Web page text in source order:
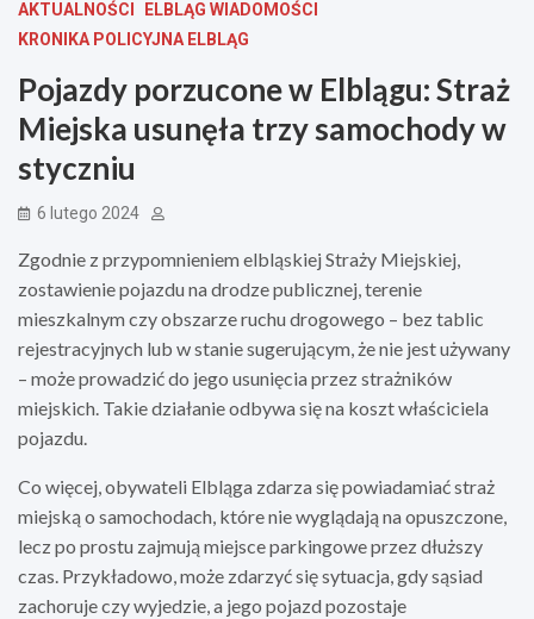
AKTUALNOŚCI
ELBLĄG WIADOMOŚCI
KRONIKA POLICYJNA ELBLĄG
Pojazdy porzucone w Elblągu: Straż
Miejska usunęła trzy samochody w
styczniu
6 lutego 2024
Zgodnie z przypomnieniem elbląskiej Straży Miejskiej,
zostawienie pojazdu na drodze publicznej, terenie
mieszkalnym czy obszarze ruchu drogowego – bez tablic
rejestracyjnych lub w stanie sugerującym, że nie jest używany
– może prowadzić do jego usunięcia przez strażników
miejskich. Takie działanie odbywa się na koszt właściciela
pojazdu.
Co więcej, obywateli Elbląga zdarza się powiadamiać straż
miejską o samochodach, które nie wyglądają na opuszczone,
lecz po prostu zajmują miejsce parkingowe przez dłuższy
czas. Przykładowo, może zdarzyć się sytuacja, gdy sąsiad
zachoruje czy wyjedzie, a jego pojazd pozostaje